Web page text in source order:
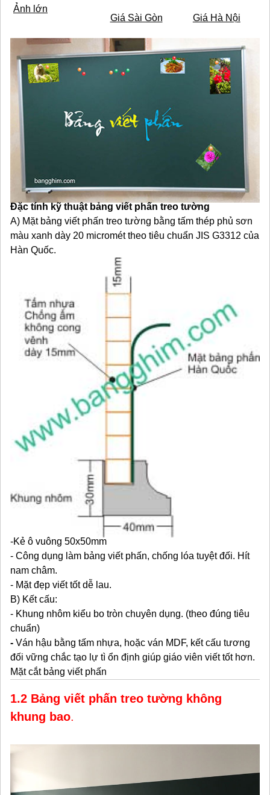
Ảnh lớn
Giá Hà Nội
Giá Sài Gòn
Đặc tính kỹ thuật bảng viết phấn treo tường
A) Mặt bảng viết phấn treo tường bằng tấm thép phủ sơn
màu xanh dày 20 micromét theo tiêu chuẩn JIS G3312 của
Hàn Quốc.
-Kẻ ô vuông 50x50mm
- Công dụng làm bảng viết phấn, chống lóa tuyệt đối. Hít
nam châm.
- Mặt đẹp viết tốt dễ lau.
B) Kết cấu:
- Khung nhôm kiểu bo tròn chuyên dụng. (theo đúng tiêu
chuẩn)
- Ván hậu bằng tấm nhựa, hoặc ván MDF, kết cấu tương
đối vững chắc tạo lự tì ổn định giúp giáo viên viết tốt hơn.
Mặt cắt bảng viết phấn
1.2 Bảng viết phấn treo tường không
khung bao.